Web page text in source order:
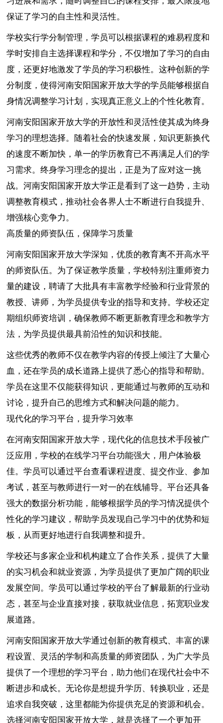
保证了学习的自主性和灵活性。
学校实行学分制管理，学员可以根据课程的难易程度和
学时安排自主选择课程和学分，不仅增加了学习的自由
度，还更好地激发了学员的学习积极性。这种创新的学
分制度，使得河南安阳国家开放大学的学员能够根据自
身情况调整学习计划，实现真正意义上的个性化教育。
河南安阳国家开放大学的开放性和灵活性使其成为终身
学习的理想选择。随着社会的快速发展，知识更新换代
的速度不断加快，单一的学历教育已不再满足人们的学
习需求。终身学习理念的提出，正是为了应对这一挑
战。河南安阳国家开放大学正是看到了这一趋势，主动
调整教育模式，推动社会各界人士不断进行自我提升、
增强核心竞争力。
高质量的师资队伍，保障学习质量
河南安阳国家开放大学深知，优质的教育离不开高水平
的师资队伍。为了保证教学质量，学校特别注重师资力
量的建设，聘请了大批具有丰富教学经验和行业背景的
教授、讲师，为学员提供专业的指导和支持。学校还定
期组织师资培训，确保教师不断更新教育理念和教学方
法，为学员提供最具前沿性的知识和技能。
这些优秀的教师不仅在教学内容的传授上倾注了大量心
血，还在学员的成长道路上提供了悉心的指导和帮助。
学员在这里不仅能获得知识，更能通过与教师的互动和
讨论，提升自己的思维方式和解决问题的能力。
现代化的学习平台，提升学习效率
在河南安阳国家开放大学，现代化的信息技术手段被广
泛应用，学校的在线学习平台功能强大，用户体验极
佳。学员可以通过平台查看课程进度、提交作业、参加
考试，甚至与教师进行一对一的在线辅导。平台还具备
强大的数据分析功能，能够根据学员的学习情况提供个
性化的学习建议，帮助学员发现自己学习中的优势和短
板，从而更好地进行自我调整和提升。
学校还与多家企业和机构建立了合作关系，提供了大量
的实习机会和就业资源，为学员提供了更加广阔的职业
发展空间。学员可以通过学校的平台了解最新的行业动
态，甚至与企业直接对接，获取就业信息，拓宽职业发
展道路。
河南安阳国家开放大学通过创新的教育模式、丰富的课
程设置、灵活的学制和高质量的师资团队，为广大学员
提供了一个理想的学习平台，助力他们在现代社会中不
断进步和成长。无论你是想提升学历、转换职业，还是
追求自我突破，这里都能为你提供充足的资源和机会。
选择河南安阳国家开放大学，就是选择了一个更加开